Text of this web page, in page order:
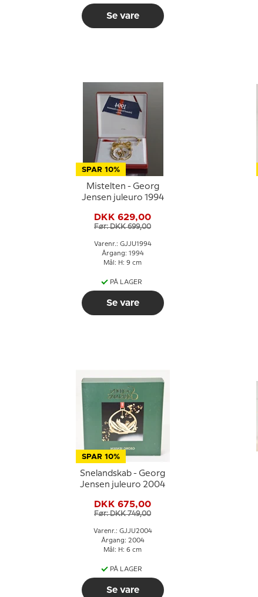
Se vare
SPAR 10%
Mistelten - Georg
Jensen juleuro 1994
DKK 629,00
Før: DKK 699,00
Varenr.: GJJU1994
Årgang: 1994
Mål: H: 9 cm
PÅ LAGER
Se vare
SPAR 10%
Snelandskab - Georg
Jensen juleuro 2004
DKK 675,00
Før: DKK 749,00
Varenr.: GJJU2004
Årgang: 2004
Mål: H: 6 cm
PÅ LAGER
Se vare